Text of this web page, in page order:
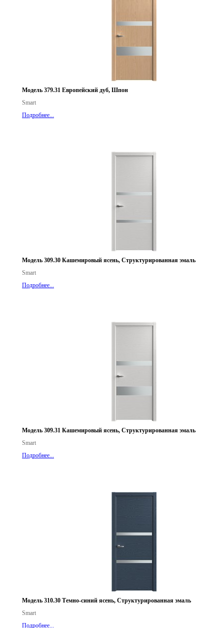
Модель 379.31 Европейский дуб, Шпон
Smart
Подробнее...
Модель 309.30 Кашемировый ясень, Структурированная эмаль
Smart
Подробнее...
Модель 309.31 Кашемировый ясень, Структурированная эмаль
Smart
Подробнее...
Модель 310.30 Темно-синий ясень, Структурированная эмаль
Smart
Подробнее...